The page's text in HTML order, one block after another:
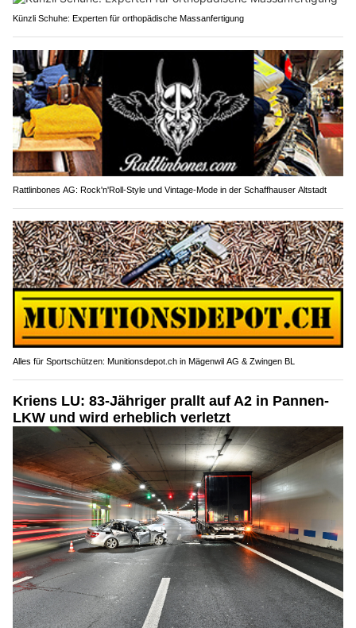
Künzli Schuhe: Experten für orthopädische Massanfertigung
Rattlinbones AG: Rock'n'Roll-Style und Vintage-Mode in der Schaffhauser Altstadt
Alles für Sportschützen: Munitionsdepot.ch in Mägenwil AG & Zwingen BL
Kriens LU: 83-Jähriger prallt auf A2 in Pannen-
LKW und wird erheblich verletzt